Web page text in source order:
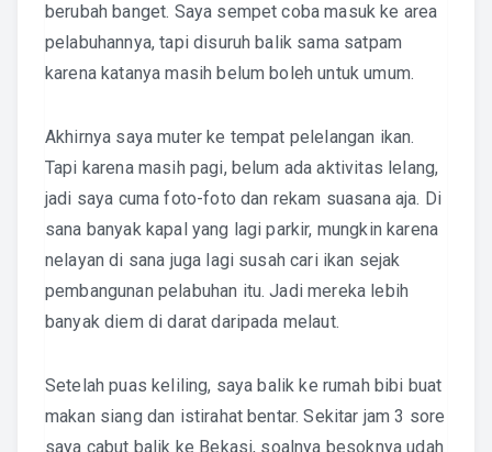
berubah banget. Saya sempet coba masuk ke area
pelabuhannya, tapi disuruh balik sama satpam
karena katanya masih belum boleh untuk umum.
Akhirnya saya muter ke tempat pelelangan ikan.
Tapi karena masih pagi, belum ada aktivitas lelang,
jadi saya cuma foto-foto dan rekam suasana aja. Di
sana banyak kapal yang lagi parkir, mungkin karena
nelayan di sana juga lagi susah cari ikan sejak
pembangunan pelabuhan itu. Jadi mereka lebih
banyak diem di darat daripada melaut.
Setelah puas keliling, saya balik ke rumah bibi buat
makan siang dan istirahat bentar. Sekitar jam 3 sore
saya cabut balik ke Bekasi, soalnya besoknya udah